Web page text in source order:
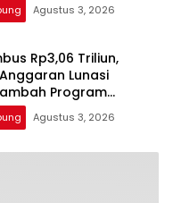
Agustus 3, 2026
Rp3,06 Triliun,
Lunasi
Program
Agustus 3, 2026